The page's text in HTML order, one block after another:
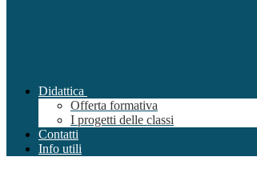
Didattica
Offerta formativa
I progetti delle classi
Contatti
Info utili